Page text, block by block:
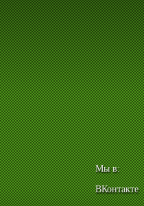
Мы в:
ВКонтакте